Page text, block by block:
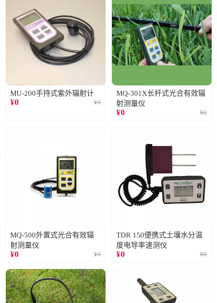
MU-200手持式紫外辐射计
¥0 ¥0
MQ-301X长杆式光合有效辐
射测量仪
¥0 ¥0
MQ-500外置式光合有效辐
射测量仪
¥0 ¥0
TDR 150便携式土壤水分温
度电导率速测仪
¥0 ¥0